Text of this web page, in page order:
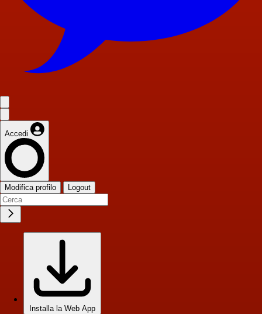
Accedi
Modifica profilo Logout
Installa la Web App